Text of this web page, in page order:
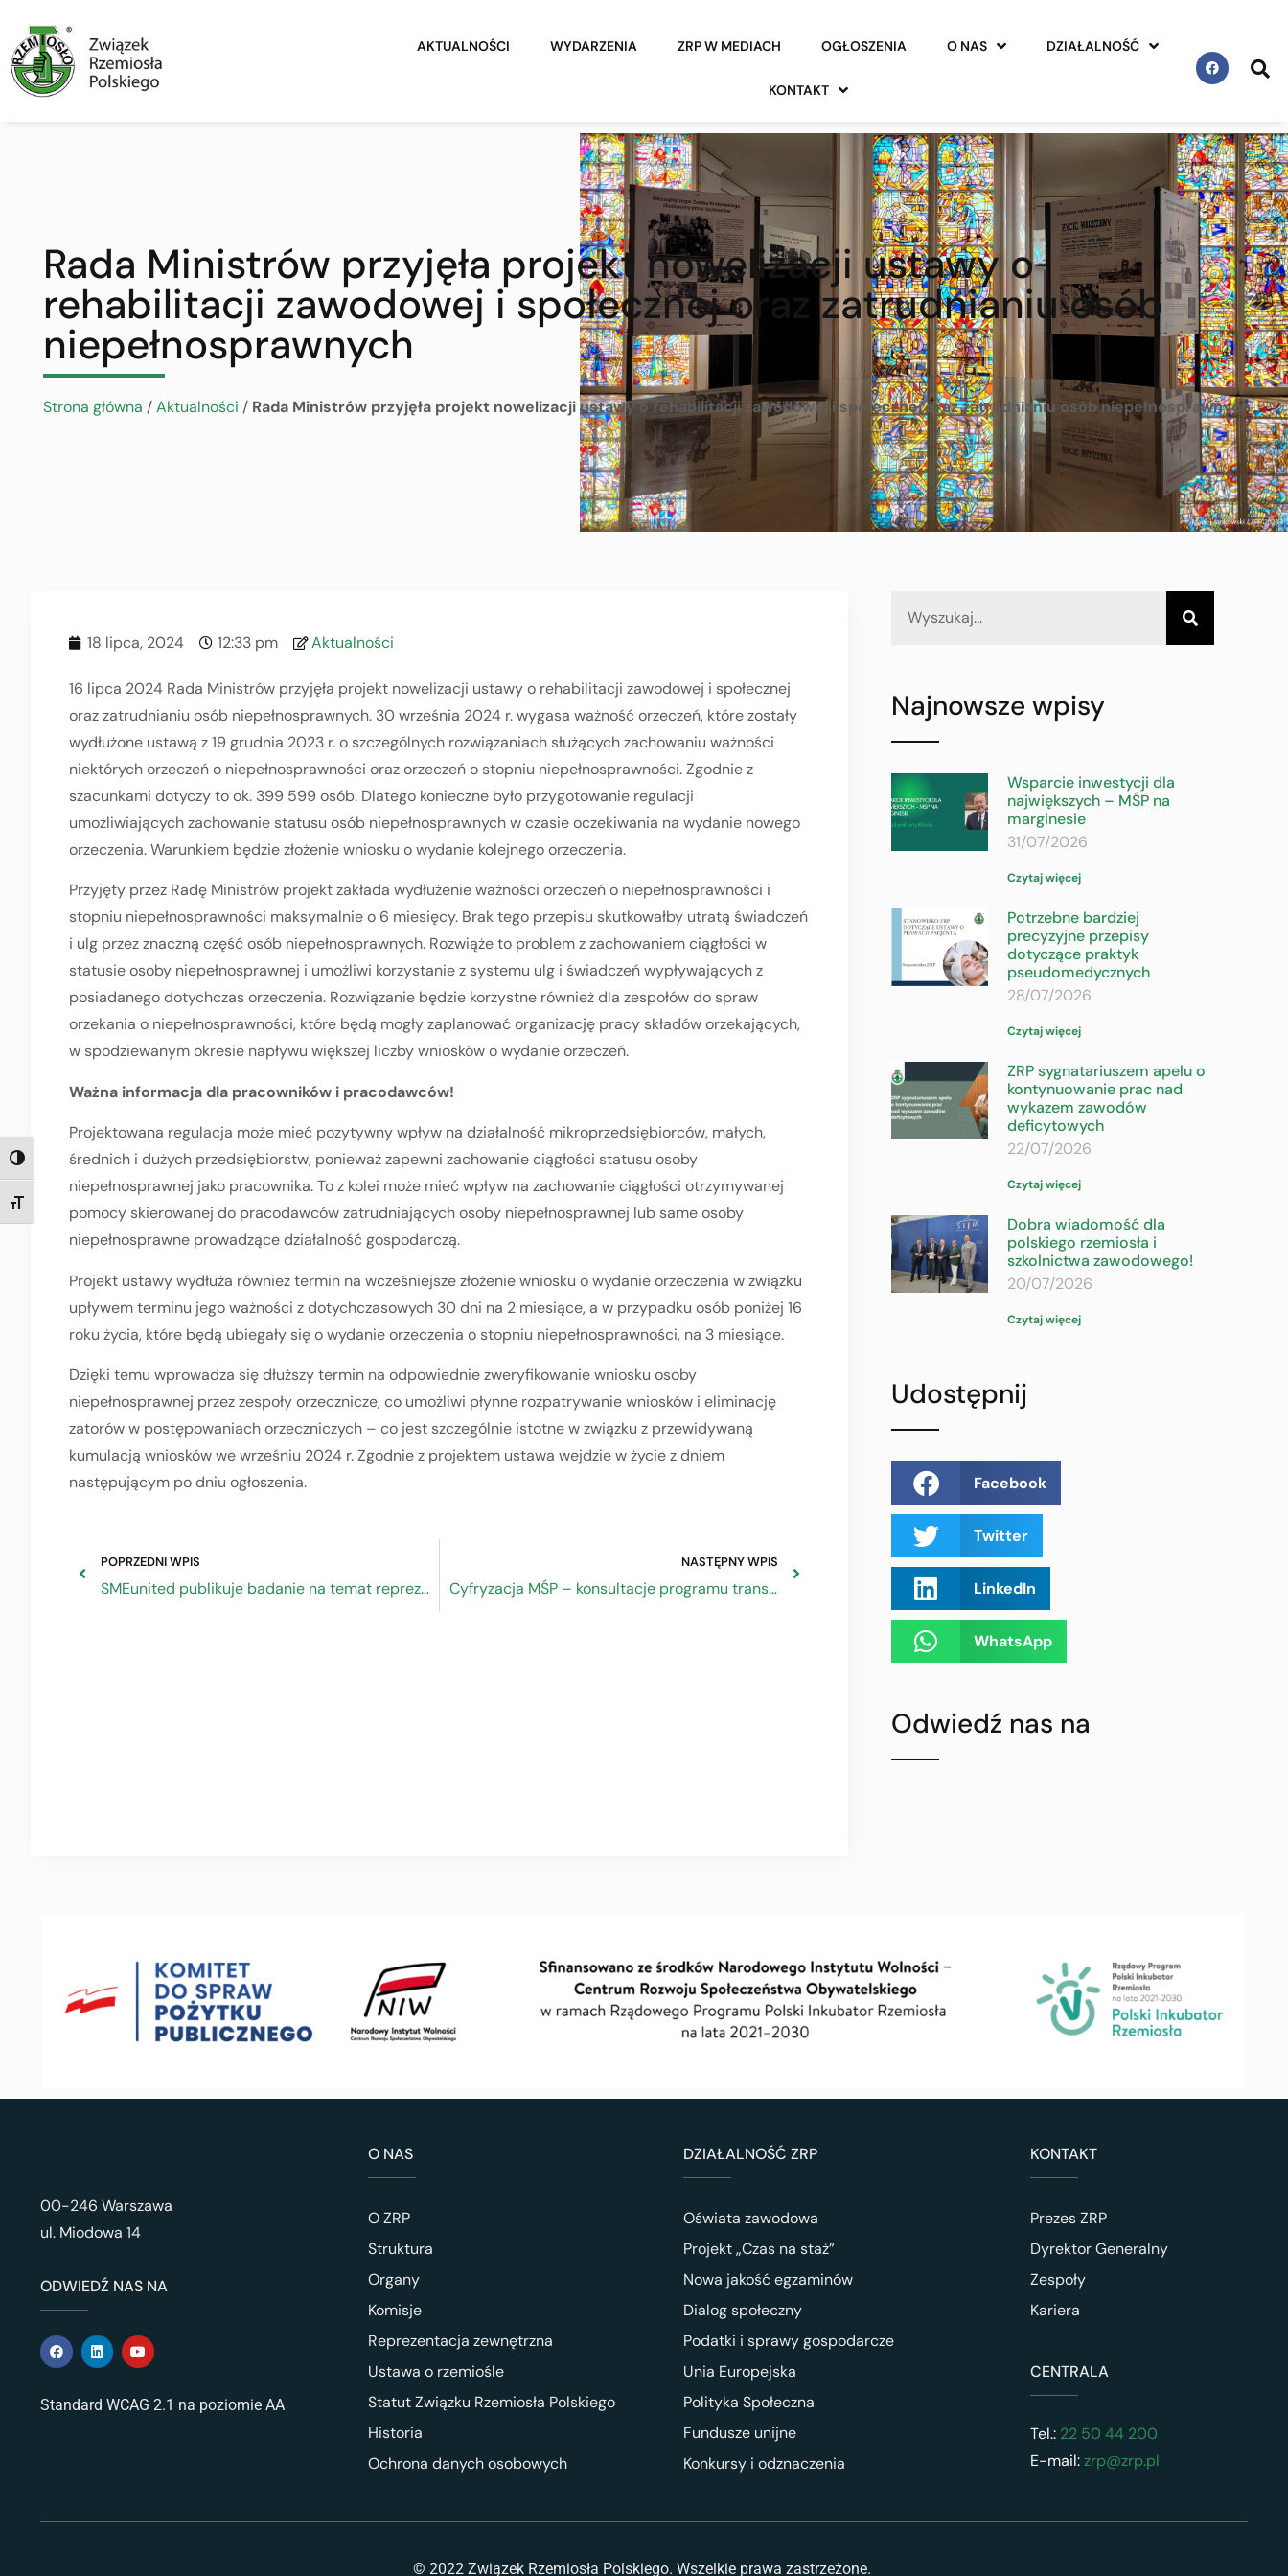
TOGGLE HIGH CONTRAST
TOGGLE FONT SIZE
AKTUALNOŚCI WYDARZENIA ZRP W MEDIACH OGŁOSZENIA O NAS DZIAŁALNOŚĆ
KONTAKT
Rada Ministrów przyjęła projekt nowelizacji ustawy o
rehabilitacji zawodowej i społecznej oraz zatrudnianiu osób
niepełnosprawnych
Strona główna /Aktualności / Rada Ministrów przyjęła projekt nowelizacji ustawy o rehabilitacji zawodowej i społecznej oraz zatrudnianiu osób niepełnosprawnych
18 lipca, 2024 12:33 pm Aktualności
16 lipca 2024 Rada Ministrów przyjęła projekt nowelizacji ustawy o rehabilitacji zawodowej i społecznej
oraz zatrudnianiu osób niepełnosprawnych. 30 września 2024 r. wygasa ważność orzeczeń, które zostały
wydłużone ustawą z 19 grudnia 2023 r. o szczególnych rozwiązaniach służących zachowaniu ważności
niektórych orzeczeń o niepełnosprawności oraz orzeczeń o stopniu niepełnosprawności. Zgodnie z
szacunkami dotyczy to ok. 399 599 osób. Dlatego konieczne było przygotowanie regulacji
umożliwiających zachowanie statusu osób niepełnosprawnych w czasie oczekiwania na wydanie nowego
orzeczenia. Warunkiem będzie złożenie wniosku o wydanie kolejnego orzeczenia.
Przyjęty przez Radę Ministrów projekt zakłada wydłużenie ważności orzeczeń o niepełnosprawności i
stopniu niepełnosprawności maksymalnie o 6 miesięcy. Brak tego przepisu skutkowałby utratą świadczeń
i ulg przez znaczną część osób niepełnosprawnych. Rozwiąże to problem z zachowaniem ciągłości w
statusie osoby niepełnosprawnej i umożliwi korzystanie z systemu ulg i świadczeń wypływających z
posiadanego dotychczas orzeczenia. Rozwiązanie będzie korzystne również dla zespołów do spraw
orzekania o niepełnosprawności, które będą mogły zaplanować organizację pracy składów orzekających,
w spodziewanym okresie napływu większej liczby wniosków o wydanie orzeczeń.
Ważna informacja dla pracowników i pracodawców!
Projektowana regulacja może mieć pozytywny wpływ na działalność mikroprzedsiębiorców, małych,
średnich i dużych przedsiębiorstw, ponieważ zapewni zachowanie ciągłości statusu osoby
niepełnosprawnej jako pracownika. To z kolei może mieć wpływ na zachowanie ciągłości otrzymywanej
pomocy skierowanej do pracodawców zatrudniających osoby niepełnosprawnej lub same osoby
niepełnosprawne prowadzące działalność gospodarczą.
Projekt ustawy wydłuża również termin na wcześniejsze złożenie wniosku o wydanie orzeczenia w związku
upływem terminu jego ważności z dotychczasowych 30 dni na 2 miesiące, a w przypadku osób poniżej 16
roku życia, które będą ubiegały się o wydanie orzeczenia o stopniu niepełnosprawności, na 3 miesiące.
Dzięki temu wprowadza się dłuższy termin na odpowiednie zweryfikowanie wniosku osoby
niepełnosprawnej przez zespoły orzecznicze, co umożliwi płynne rozpatrywanie wniosków i eliminację
zatorów w postępowaniach orzeczniczych – co jest szczególnie istotne w związku z przewidywaną
kumulacją wniosków we wrześniu 2024 r. Zgodnie z projektem ustawa wejdzie w życie z dniem
następującym po dniu ogłoszenia.
POPRZEDNI WPIS
SMEunited publikuje badanie na temat reprezentatywności partnerów społecznych w Europie
NASTĘPNY WPIS
Cyfryzacja MŚP – konsultacje programu transformacji w Ministerstwie Rozwoju i Technologii
Najnowsze wpisy
Wsparcie inwestycji dla
największych – MŚP na
marginesie
31/07/2026
Czytaj więcej
Potrzebne bardziej
precyzyjne przepisy
dotyczące praktyk
pseudomedycznych
28/07/2026
Czytaj więcej
ZRP sygnatariuszem apelu o
kontynuowanie prac nad
wykazem zawodów
deficytowych
22/07/2026
Czytaj więcej
Dobra wiadomość dla
polskiego rzemiosła i
szkolnictwa zawodowego!
20/07/2026
Czytaj więcej
Udostępnij
Facebook
Twitter
LinkedIn
WhatsApp
Odwiedź nas na
00-246 Warszawa
ul. Miodowa 14
ODWIEDŹ NAS NA
Standard WCAG 2.1 na poziomie AA
O NAS
O ZRP
Struktura
Organy
Komisje
Reprezentacja zewnętrzna
Ustawa o rzemiośle
Statut Związku Rzemiosła Polskiego
Historia
Ochrona danych osobowych
DZIAŁALNOŚĆ ZRP
Oświata zawodowa
Projekt „Czas na staż”
Nowa jakość egzaminów
Dialog społeczny
Podatki i sprawy gospodarcze
Unia Europejska
Polityka Społeczna
Fundusze unijne
Konkursy i odznaczenia
KONTAKT
Prezes ZRP
Dyrektor Generalny
Zespoły
Kariera
CENTRALA
Tel.:22 50 44 200
E-mail:zrp@zrp.pl
© 2022 Związek Rzemiosła Polskiego. Wszelkie prawa zastrzeżone.